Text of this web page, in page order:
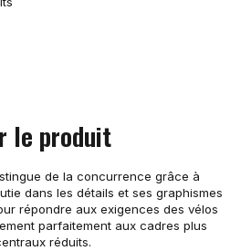
le produit
de la concurrence grâce à
dans les détails et ses graphismes
répondre aux exigences des vélos
parfaitement aux cadres plus
réduits.